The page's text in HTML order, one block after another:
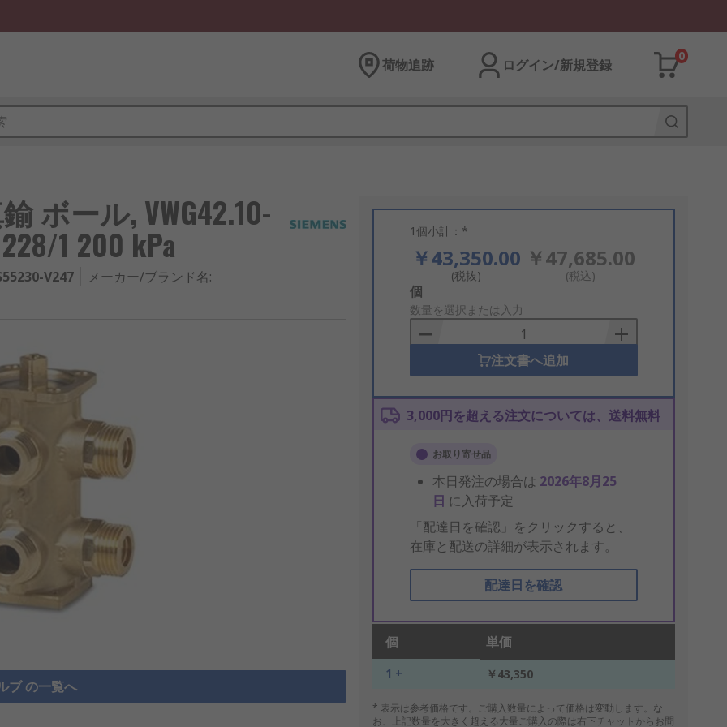
荷物追跡 ログイン/新規登録
0
ボール, VWG42.10-
1 200 kPa
V247 メーカー/ブランド名:
ブ の一覧へ
1個小計：*
￥43,350.00
(税抜)
￥47,685.00
(税込)
Add
to
Basket
個
数量を選択または入力
注文書へ追加
3,000円を超える注文については、送料無料
お取り寄せ品
本日発注の場合は 2026年8月25
日 に入荷予定
「配達日を確認」をクリックすると、
在庫と配送の詳細が表示されます。
配達日を確認
個 単価
1 + ￥43,350
* 表示は参考価格です。ご購入数量によって価格は変動します。な
お、上記数量を大きく超える大量ご購入の際は右下チャットからお問